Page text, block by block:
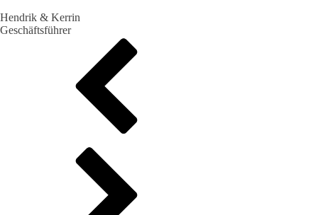
Hendrik & Kerrin
Geschäftsführer